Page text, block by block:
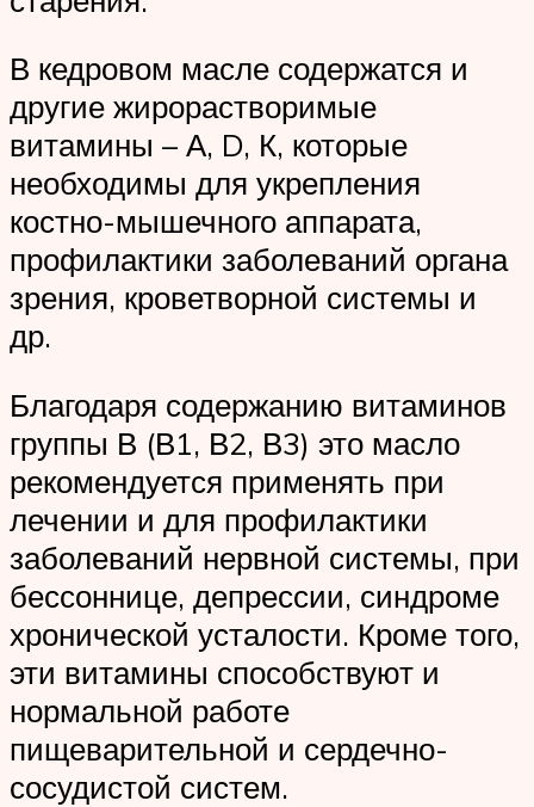
В кедровом масле содержатся и
другие жирорастворимые
витамины – А, D, К, которые
необходимы для укрепления
костно-мышечного аппарата,
профилактики заболеваний органа
зрения, кроветворной системы и
др.
Благодаря содержанию витаминов
группы В (В1, В2, В3) это масло
рекомендуется применять при
лечении и для профилактики
заболеваний нервной системы, при
бессоннице, депрессии, синдроме
хронической усталости. Кроме того,
эти витамины способствуют и
нормальной работе
пищеварительной и сердечно-
сосудистой систем.